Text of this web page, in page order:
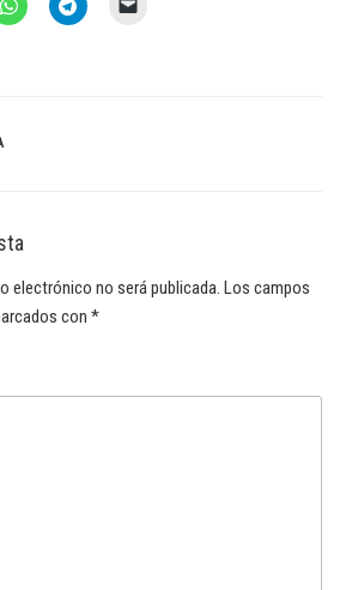
electrónico no será publicada. Los campos
con *